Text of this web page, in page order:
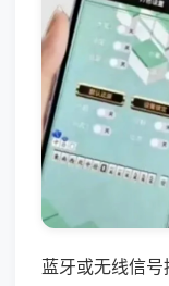
蓝牙或无线信